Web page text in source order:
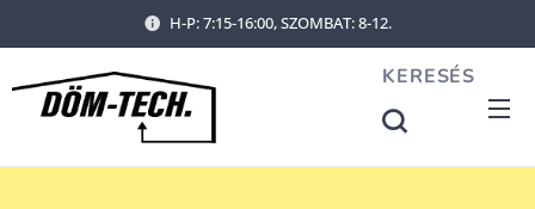
H-P: 7:15-16:00, SZOMBAT: 8-12.
KERESÉS